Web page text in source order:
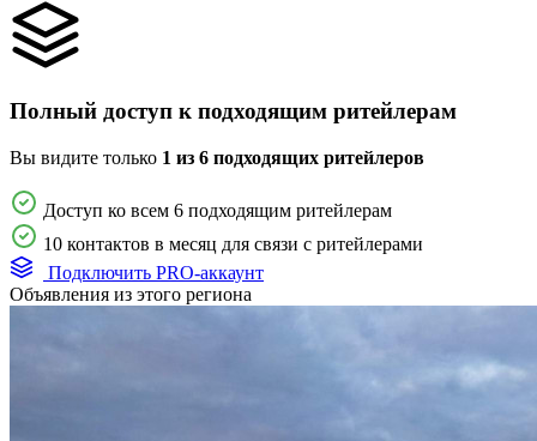
Полный доступ к подходящим ритейлерам
Вы видите только 1 из 6 подходящих ритейлеров
Доступ ко всем 6 подходящим ритейлерам
10 контактов в месяц для связи с ритейлерами
Подключить PRO-аккаунт
Объявления из этого региона